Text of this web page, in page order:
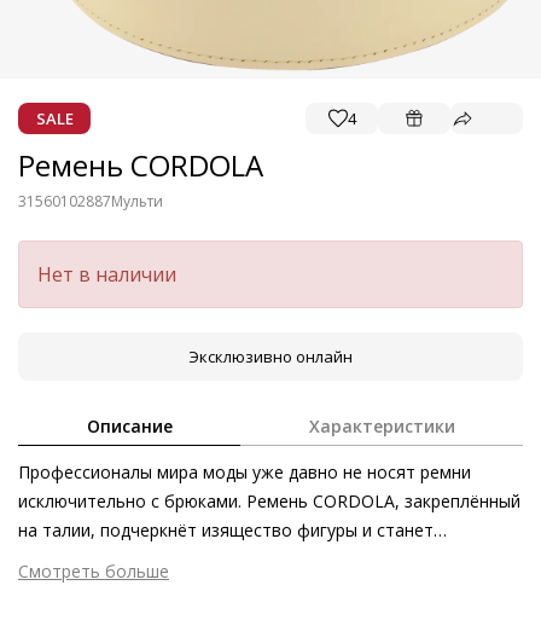
SALE 4
Ремень CORDOLA
31560102887Мульти
Нет в наличии
Эксклюзивно онлайн
Описание Характеристики
Профессионалы мира моды уже давно не носят ремни
исключительно с брюками. Ремень CORDOLA, закреплённый
на талии, подчеркнёт изящество фигуры и станет
превосходным дополнением к образам на основе объёмных
блейзеров и струящихся платьев. Съёмная пряжка
Смотреть больше